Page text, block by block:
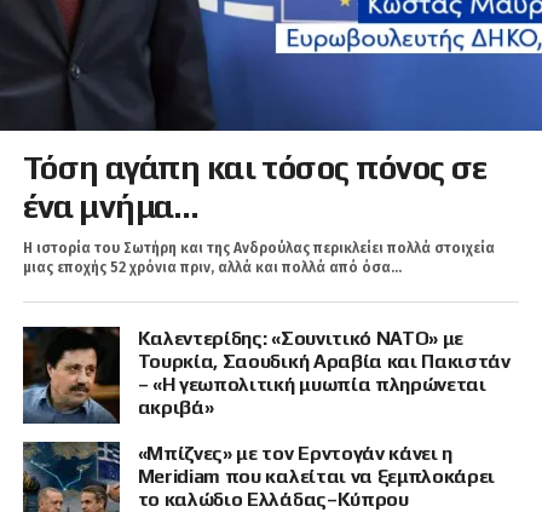
Τόση αγάπη και τόσος πόνος σε
ένα μνήμα…
Η ιστορία του Σωτήρη και της Ανδρούλας περικλείει πολλά στοιχεία
μιας εποχής 52 χρόνια πριν, αλλά και πολλά από όσα...
Καλεντερίδης: «Σουνιτικό ΝΑΤΟ» με
Τουρκία, Σαουδική Αραβία και Πακιστάν
– «Η γεωπολιτική μυωπία πληρώνεται
ακριβά»
«Μπίζνες» με τον Ερντογάν κάνει η
Meridiam που καλείται να ξεμπλοκάρει
το καλώδιο Ελλάδας–Κύπρου